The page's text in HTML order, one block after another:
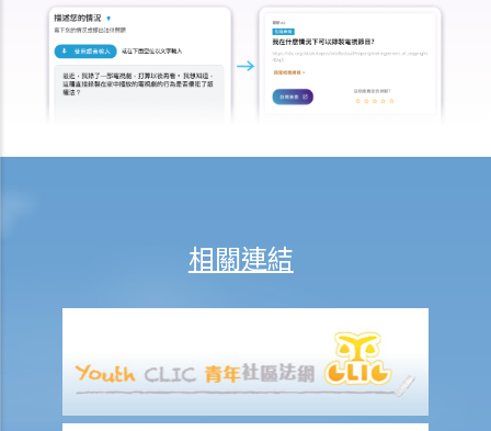
逝者家屬
我的家人在意外中身亡。我可否代表死者展開人身傷亡訴訟？在控告犯
錯的一方之前，我需要依循甚麼程序？
在甚麼情況下，僱主不需要為其僱員的工傷負上賠償責任？
賠償項目
我的配偶在工作時因意外而死亡，我或我的家人可獲哪些賠償？
相關連結